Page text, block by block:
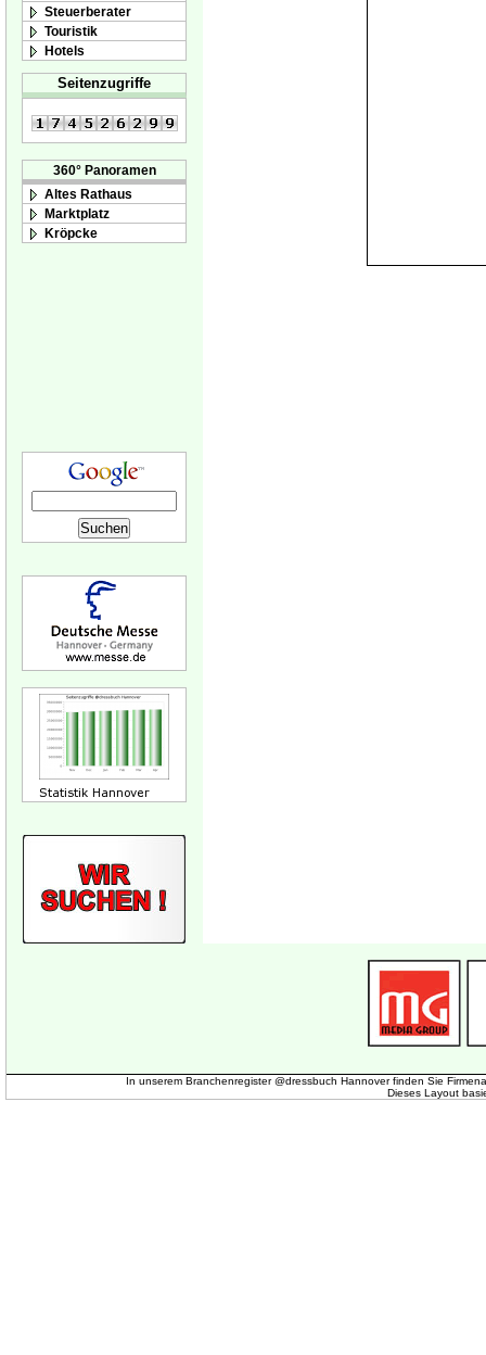
Steuerberater
Touristik
Hotels
Seitenzugriffe
360° Panoramen
Altes Rathaus
Marktplatz
Kröpcke
In unserem Branchenregister @dressbuch Hannover finden Sie
Dieses Layout